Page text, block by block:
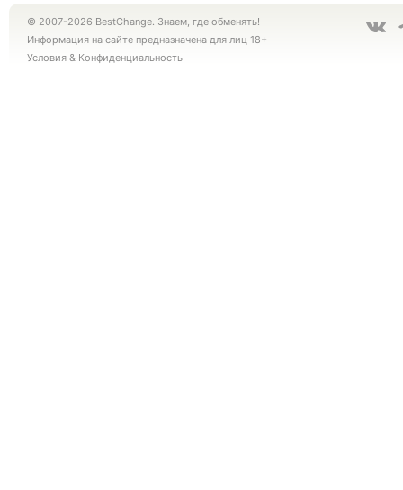
© 2007-2026 BestChange. Знаем, где обменять!
Информация на сайте предназначена для лиц 18+
Условия & Конфиденциальность